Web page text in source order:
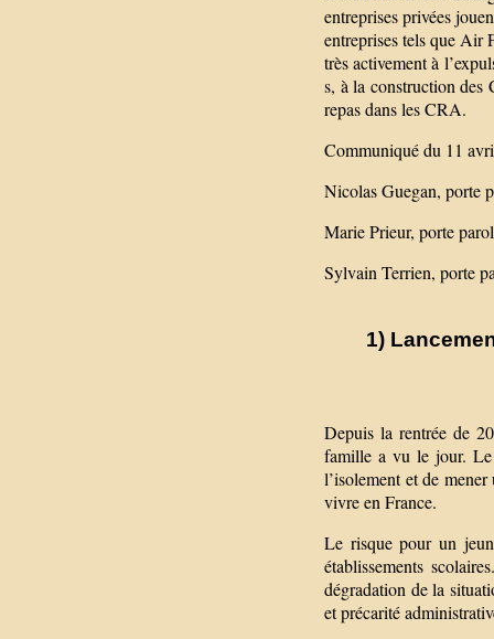
entreprises privées
entreprises tels que Air
très activement à
s, à la construction des
repas dans les CRA.
Communiqué du 11
Nicolas Guegan, porte
Marie Prieur, porte
Sylvain Terrien, porte
1)
Depuis la rentrée de
famille a vu le jour. Le
l’isolement et de
vivre en France.
Le risque pour un
établissements
dégradation de la
et précarité